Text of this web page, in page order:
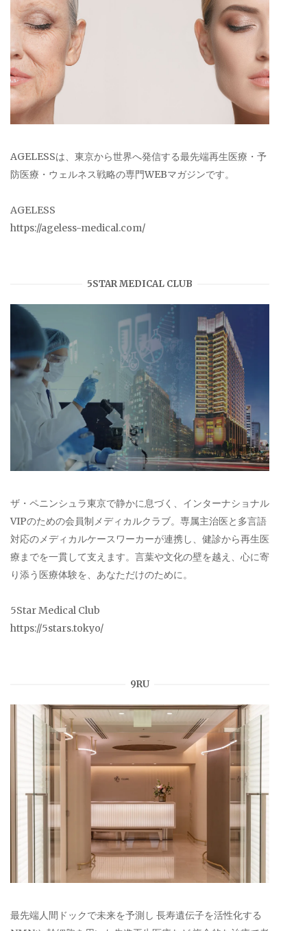
AGELESSは、東京から世界へ発信する最先端再生医療・予
防医療・ウェルネス戦略の専門WEBマガジンです。
AGELESS
https://ageless-medical.com/
5STAR MEDICAL CLUB
ザ・ペニンシュラ東京で静かに息づく、インターナショナル
VIPのための会員制メディカルクラブ。専属主治医と多言語
対応のメディカルケースワーカーが連携し、健診から再生医
療までを一貫して支えます。言葉や文化の壁を越え、心に寄
り添う医療体験を、あなただけのために。
5Star Medical Club
https://5stars.tokyo/
9RU
最先端人間ドックで未来を予測し 長寿遺伝子を活性化する